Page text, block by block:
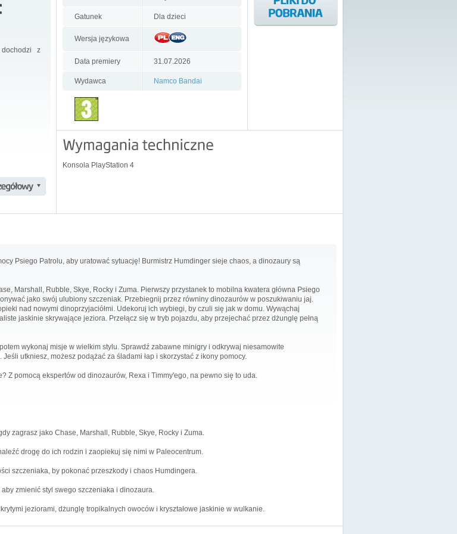
z
Gatunek Dla dzieci
Wersja językowa
Data premiery 31.07.2026
Wydawca Namco Bandai
Konsola PlayStation 4
Psiego Patrolu, aby uratować sytuację! Burmistrz Humdinger sieje chaos, a dinozaury są
Marshall, Rubble, Skye, Rocky i Zuma. Pierwszy przystanek to mobilna kwatera główna Psiego
jako swój ulubiony szczeniak. Przebiegnij przez równiny dinozaurów w poszukiwaniu jaj.
nad nowymi dinoprzyjaciółmi. Udekoruj ich wybiegi, by czuli się jak w domu. Wywąchaj
jaskinie skrywające jeziora. Przełącz się w tryb pojazdu, aby przejechać przez dżunglę pełną
wykonaj misje w wielkim stylu. Sprawdź zabawne minigry i odkrywaj niesamowite
utkniesz, możesz podążać za śladami łap i skorzystać z ikony pomocy.
Z pomocą ekspertów od dinozaurów, Rexa i Timmy'ego, na pewno się to uda.
zagrasz jako Chase, Marshall, Rubble, Skye, Rocky i Zuma.
drogę do ich rodzin i zaopiekuj się nimi w Paleocentrum.
szczeniaka, by pokonać przeszkody i chaos Humdingera.
zmienić styl swego szczeniaka i dinozaura.
jeziorami, dżunglę tropikalnych owoców i kryształowe jaskinie w wulkanie.